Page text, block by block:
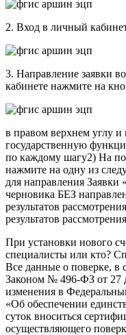
2. Вход в личный
3. Направление
кабинете нажмите на
в правом верхнем углу
государственную
по каждому шагу2) На
нажмите на одну из
для направления Заявки
черновика БЕЗ
результатов
результатов
При установки нового
специалисты или кто?
Все данные о поверке, в
Законом № 496-ФЗ от 27
изменения в
«Об обеспечении
суток вноситься
осуществляющего